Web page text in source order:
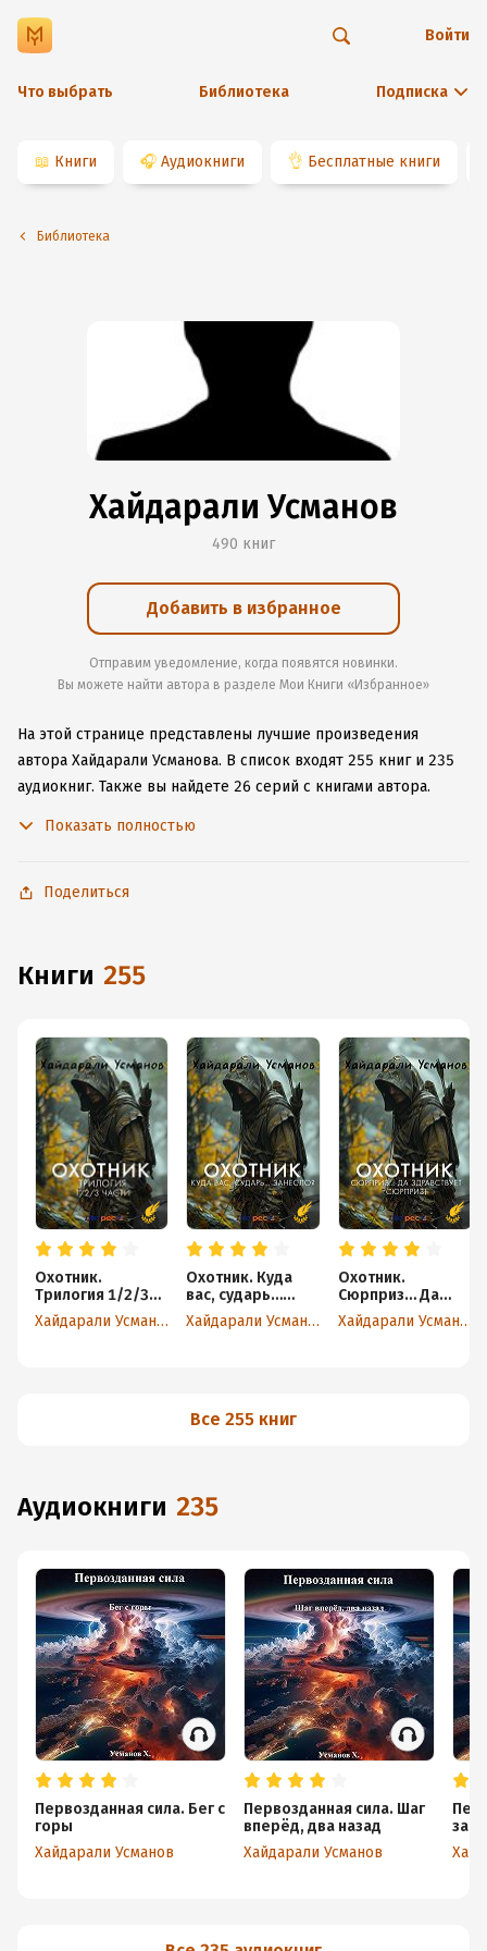
Что выбрать Библиотека Подписка
Войти
📖 Книги 🎧 Аудиокниги 👌 Бесплатные книги
Библиотека
Хайдарали Усманов
490 книг
Добавить в избранное
Отправим уведомление, когда появятся новинки.
Вы можете найти автора в разделе Мои Книги «Избранное»
На этой странице представлены лучшие произведения
автора Хайдарали Усманова. В список входят 255 книг и 235
аудиокниг. Также вы найдете 26 серий с книгами автора.
Android, чтобы не расставаться с любимыми произведениями
Показать полностью
Поделиться
книги 255
Охотник.
Трилогия 1/2/3
части
Хайдарали Усманов
Охотник. Куда
вас, сударь…
занесло?
Хайдарали Усманов
Охотник.
Сюрприз… Да
здравствует
сюрприз!
Хайдарали Усманов
Все 255 книг
аудиокниги 235
Первозданная сила. Бег с
горы
Хайдарали Усманов
Первозданная сила. Шаг
вперёд, два назад
Хайдарали Усманов
за